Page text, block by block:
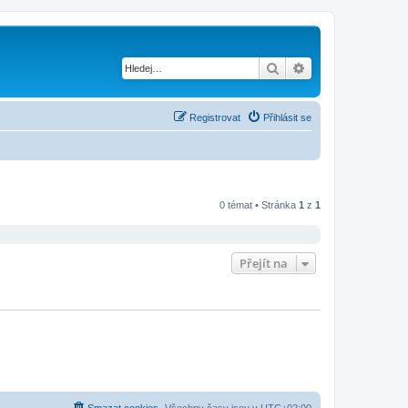
Hledat
Přihlásit se
Registrovat
0 témat • Stránka 1 z 1
Přejít na